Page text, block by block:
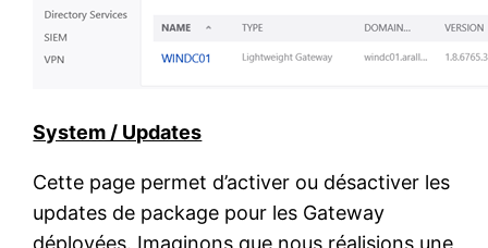
System / Updates
Cette page permet d’activer ou désactiver les
updates de package pour les Gateway
déployées. Imaginons que nous réalisions une